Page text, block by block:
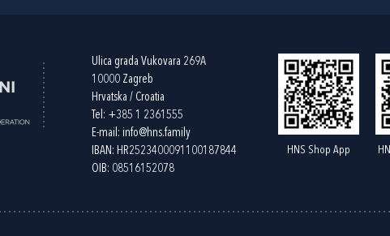
Ulica grada Vukovara 269A
10000 Zagreb
Hrvatska / Croatia
Tel: +385 1 2361555
E-mail: info@hns.family
IBAN: HR2523400091100187844
OIB: 08516152078
HNS Shop App